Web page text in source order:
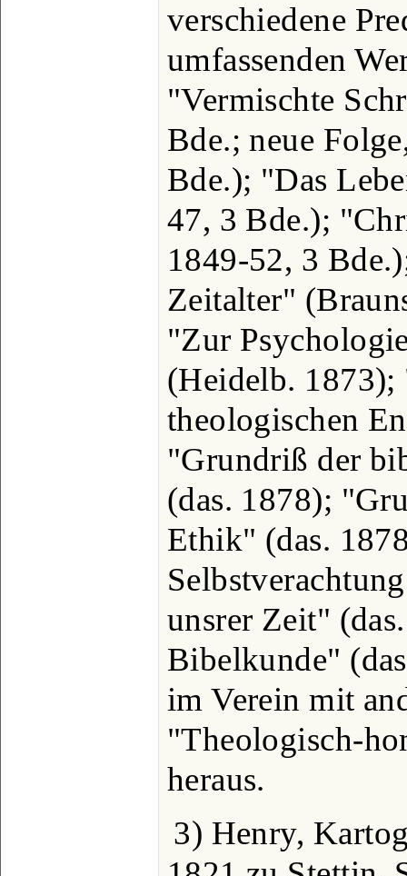
verschiedene
umfassenden
"Vermischte
Bde.; neue
Bde.); "Das
47, 3 Bde.);
1849-52, 3
Zeitalter"
"Zur
(Heidelb.
theologischen
"Grundriß der
(das. 1878);
Ethik" (das.
unsrer Zeit"
Bibelkunde"
im Verein mit
"Theologisch-
heraus.
3) Henry,